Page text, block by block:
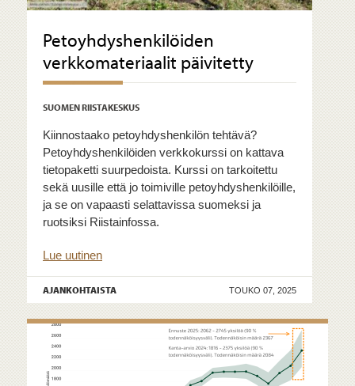
Petoyhdyshenkilöiden
verkkomateriaalit päivitetty
SUOMEN RIISTAKESKUS
Kiinnostaako petoyhdyshenkilön tehtävä?
Petoyhdyshenkilöiden verkkokurssi on kattava
tietopaketti suurpedoista. Kurssi on tarkoitettu
sekä uusille että jo toimiville petoyhdyshenkilöille,
ja se on vapaasti selattavissa suomeksi ja
ruotsiksi Riistainfossa.
Lue uutinen
AJANKOHTAISTA TOUKO 07, 2025